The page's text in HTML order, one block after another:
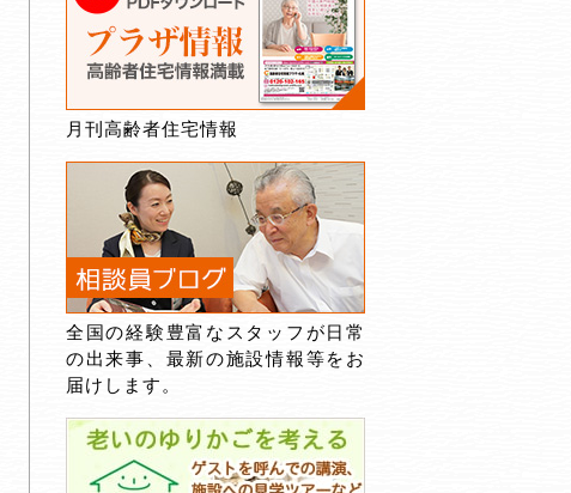
月刊高齢者住宅情報
全国の経験豊富なスタッフが日常
の出来事、最新の施設情報等をお
届けします。